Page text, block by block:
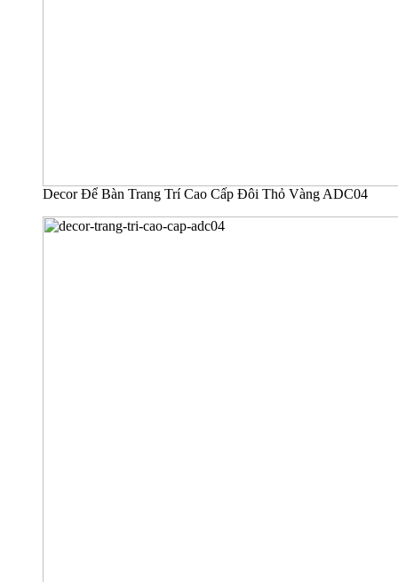
Decor Để Bàn Trang Trí Cao Cấp Đôi Thỏ Vàng ADC04